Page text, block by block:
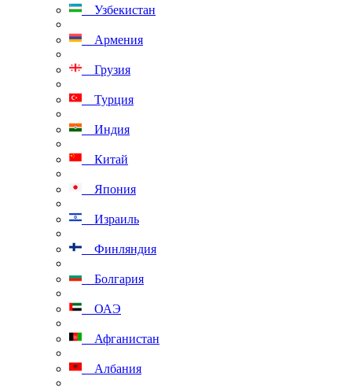
Узбекистан
Армения
Грузия
Турция
Индия
Китай
Япония
Израиль
Финляндия
Болгария
ОАЭ
Афганистан
Албания